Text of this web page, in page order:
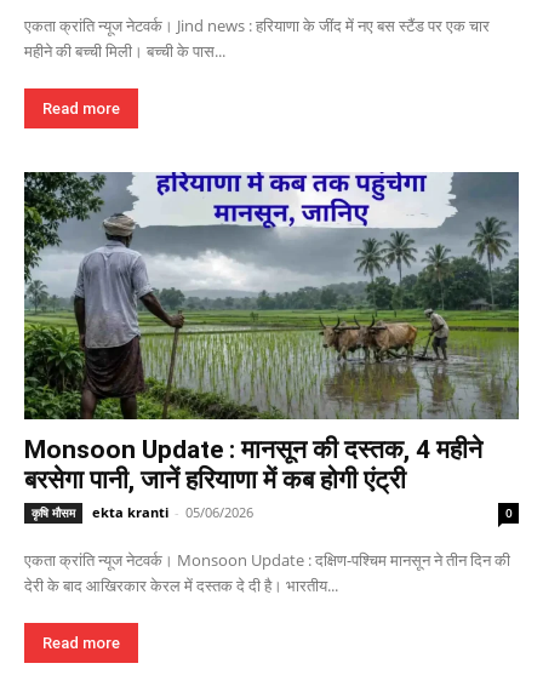
एकता क्रांति न्यूज नेटवर्क। Jind news : हरियाणा के जींद में नए बस स्टैंड पर एक चार
महीने की बच्ची मिली। बच्ची के पास...
Read more
Monsoon Update : मानसून की दस्तक, 4 महीने
बरसेगा पानी, जानें हरियाणा में कब होगी एंट्री
कृषि मौसम ekta kranti - 05/06/2026 0
एकता क्रांति न्यूज नेटवर्क। Monsoon Update : दक्षिण-पश्चिम मानसून ने तीन दिन की
देरी के बाद आखिरकार केरल में दस्तक दे दी है। भारतीय...
Read more